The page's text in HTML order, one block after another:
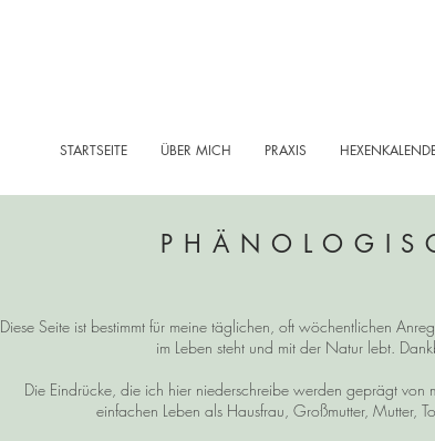
STARTSEITE ÜBER MICH PRAXIS
Diese Seite ist bestimmt für meine täglichen, oft wöchentlichen
im Leben steht und mit der Natur lebt.
Die Eindrücke, die ich hier niederschreibe werden geprägt
einfachen Leben als Hausfrau, Großmutter, Mutter,